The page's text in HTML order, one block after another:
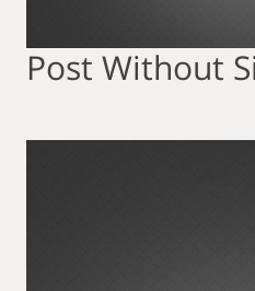
Post Without